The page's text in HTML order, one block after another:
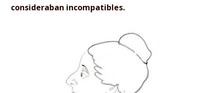
consideraban incompatibles.